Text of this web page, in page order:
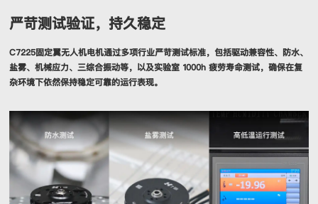
严苛测试验证，持久稳定
C7225固定翼无人机电机通过多项行业严苛测试标准，包括驱动兼容性、防水、
盐雾、机械应力、三综合振动等，以及实验室 1000h 疲劳寿命测试，确保在复
杂环境下依然保持稳定可靠的运行表现。